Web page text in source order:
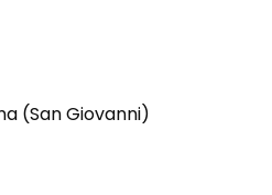
(San Giovanni)